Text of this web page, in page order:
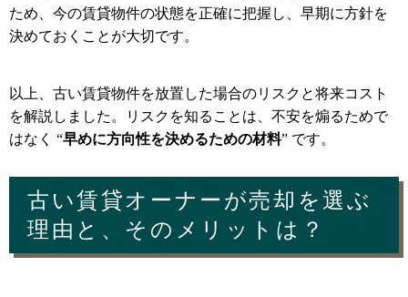
ため、今の賃貸物件の状態を正確に把握し、早期に方針を
決めておくことが大切です。
以上、古い賃貸物件を放置した場合のリスクと将来コスト
を解説しました。リスクを知ることは、不安を煽るためで
はなく “早めに方向性を決めるための材料” です。
古い賃貸オーナーが売却を選ぶ
理由と、そのメリットは？